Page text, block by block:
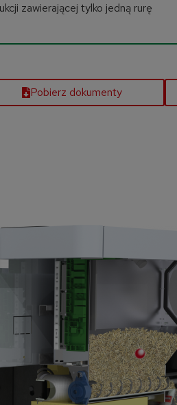
zawierającej tylko jedną rurę
Pobierz dokumenty